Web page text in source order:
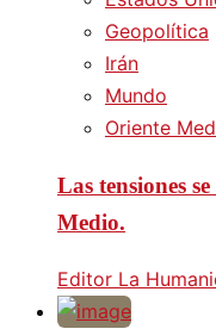
Geopolítica
Irán
Mundo
Oriente
Las tensiones
Medio.
Editor La